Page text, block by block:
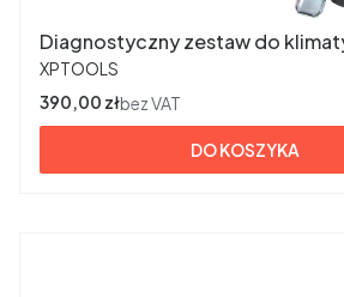
Diagnostyczny zestaw do
PRODUCENT
XPTOOLS
Cena
390,00 złbez VAT
DO KOSZYKA